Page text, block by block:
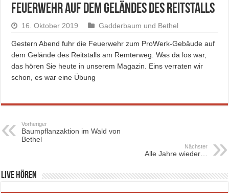
Feuerwehr auf dem Geländes des Reitstalls
16. Oktober 2019 Gadderbaum und Bethel
Gestern Abend fuhr die Feuerwehr zum ProWerk-Gebäude auf
dem Gelände des Reitstalls am Remterweg. Was da los war,
das hören Sie heute in unserem Magazin. Eins verraten wir
schon, es war eine Übung
Vorheriger
Baumpflanzaktion im Wald von
Bethel
Nächster
Alle Jahre wieder…
Live hören